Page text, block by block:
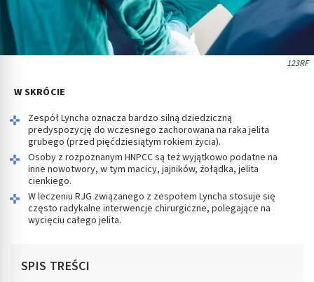
123RF
W SKRÓCIE
Zespół Lyncha oznacza bardzo silną dziedziczną
predyspozycję do wczesnego zachorowana na raka jelita
grubego (przed pięćdziesiątym rokiem życia).
Osoby z rozpoznanym HNPCC są też wyjątkowo podatne na
inne nowotwory, w tym macicy, jajników, żołądka, jelita
cienkiego.
W leczeniu RJG związanego z zespołem Lyncha stosuje się
często radykalne interwencje chirurgiczne, polegające na
wycięciu całego jelita.
SPIS TREŚCI